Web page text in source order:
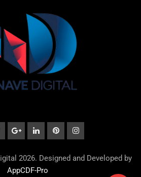
2026. Designed and Developed by
AppCDF-Pro